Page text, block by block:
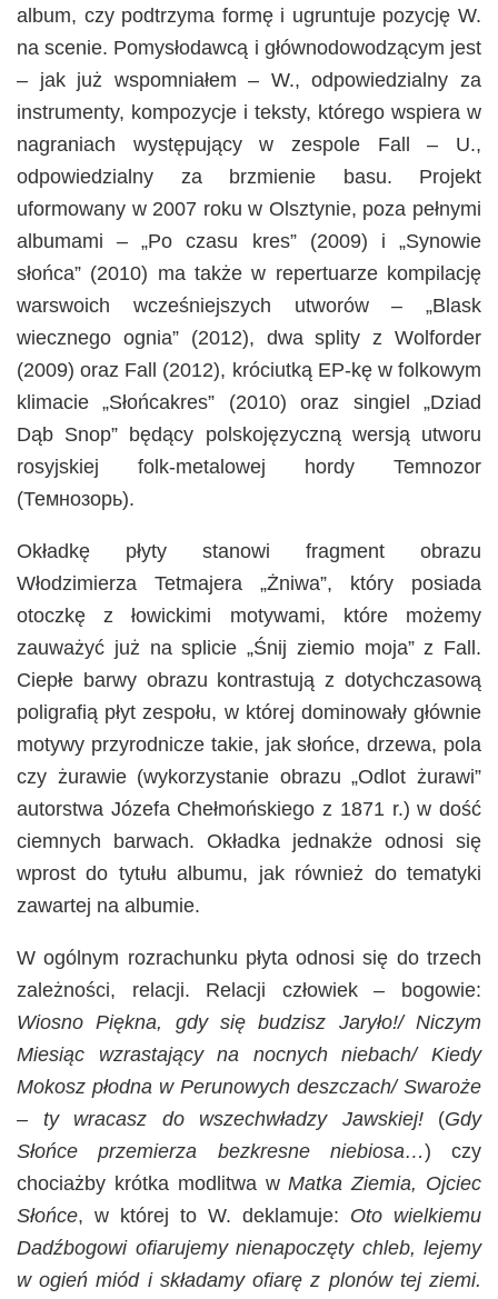
album, czy podtrzyma formę i ugruntuje pozycję W.
na scenie. Pomysłodawcą i głównodowodzącym jest
– jak już wspomniałem – W., odpowiedzialny za
instrumenty, kompozycje i teksty, którego wspiera w
nagraniach występujący w zespole Fall – U.,
odpowiedzialny za brzmienie basu. Projekt
uformowany w 2007 roku w Olsztynie, poza pełnymi
albumami – „Po czasu kres” (2009) i „Synowie
słońca” (2010) ma także w repertuarze kompilację
warswoich wcześniejszych utworów – „Blask
wiecznego ognia” (2012), dwa splity z Wolforder
(2009) oraz Fall (2012), króciutką EP-kę w folkowym
klimacie „Słońcakres” (2010) oraz singiel „Dziad
Dąb Snop” będący polskojęzyczną wersją utworu
rosyjskiej folk-metalowej hordy Temnozor
(Темнозорь).
Okładkę płyty stanowi fragment obrazu
Włodzimierza Tetmajera „Żniwa”, który posiada
otoczkę z łowickimi motywami, które możemy
zauważyć już na splicie „Śnij ziemio moja” z Fall.
Ciepłe barwy obrazu kontrastują z dotychczasową
poligrafią płyt zespołu, w której dominowały głównie
motywy przyrodnicze takie, jak słońce, drzewa, pola
czy żurawie (wykorzystanie obrazu „Odlot żurawi”
autorstwa Józefa Chełmońskiego z 1871 r.) w dość
ciemnych barwach. Okładka jednakże odnosi się
wprost do tytułu albumu, jak również do tematyki
zawartej na albumie.
W ogólnym rozrachunku płyta odnosi się do trzech
zależności, relacji. Relacji człowiek – bogowie:
Wiosno Piękna, gdy się budzisz Jaryło!/ Niczym
Miesiąc wzrastający na nocnych niebach/ Kiedy
Mokosz płodna w Perunowych deszczach/ Swaroże
– ty wracasz do wszechwładzy Jawskiej! (Gdy
Słońce przemierza bezkresne niebiosa…) czy
chociażby krótka modlitwa wMatka Ziemia, Ojciec
Słońce, w której to W. deklamuje: Oto wielkiemu
Dadźbogowi ofiarujemy nienapoczęty chleb, lejemy
w ogień miód i składamy ofiarę z plonów tej ziemi.